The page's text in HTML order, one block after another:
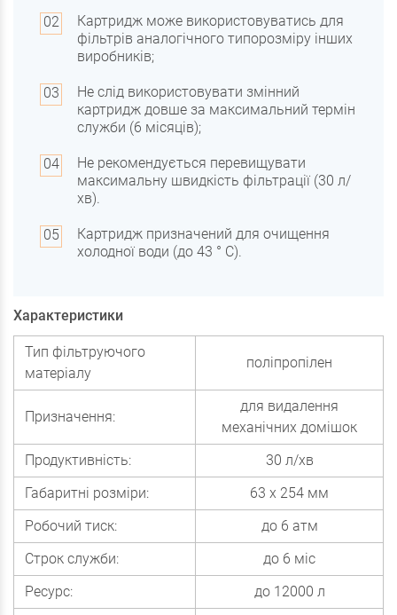
Картридж може використовуватись для
фільтрів аналогічного типорозміру інших
виробників;
Не слід використовувати змінний
картридж довше за максимальний термін
служби (6 місяців);
Не рекомендується перевищувати
максимальну швидкість фільтрації (30 л/
хв).
Картридж призначений для очищення
холодної води (до 43 ° С).
Характеристики
Тип фільтруючого
матеріалу
поліпропілен
Призначення:
для видалення
механічних домішок
Продуктивність:
30 л/хв
Габаритні розміри:
63 х 254 мм
Робочий тиск:
до 6 атм
Строк служби:
до 6 міс
Ресурс:
до 12000 л